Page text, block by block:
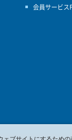
会員サービス